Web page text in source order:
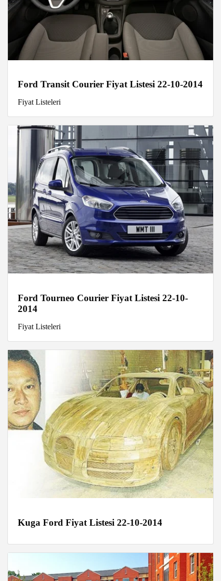
Ford Transit Courier Fiyat Listesi 22-10-2014
Fiyat Listeleri
Ford Tourneo Courier Fiyat Listesi 22-10-
2014
Fiyat Listeleri
Kuga Ford Fiyat Listesi 22-10-2014